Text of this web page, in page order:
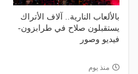
بالألعاب النارية.. آلاف الأتراك
يستقبلون صلاح في طرابزون-
فيديو وصور
منذ يوم